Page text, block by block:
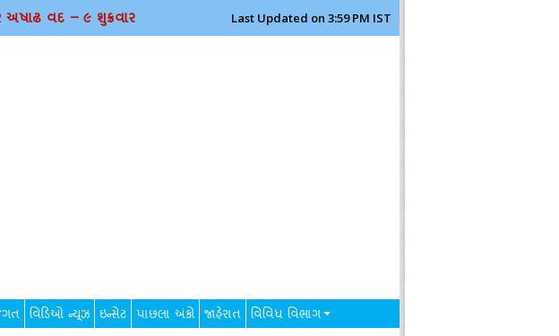
વદ – ૯ શુક્રવાર Last Updated on 3:59 PM IST
વિડિઓ ન્યૂઝ ઇન્સેટ પાછલા અંકો જાહેરાત વિવિધ વિભાગ